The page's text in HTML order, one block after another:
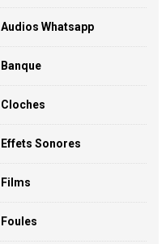
Audios Whatsapp
Banque
Cloches
Effets Sonores
Films
Foules